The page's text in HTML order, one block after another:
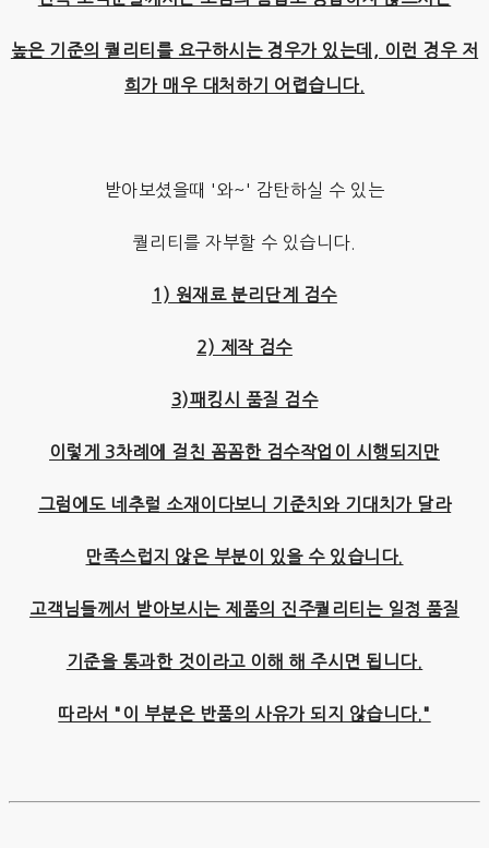
높은 기준의 퀄리티를 요구하시는 경우가 있는데, 이런 경우 저
희가 매우 대처하기 어렵습니다.
받아보셨을때 '와~' 감탄하실 수 있는
퀄리티를 자부할 수 있습니다.
1) 원재료 분리단계 검수
2) 제작 검수
3)패킹시 품질 검수
이렇게 3차례에 걸친 꼼꼼한 검수작업이 시행되지만
그럼에도 네추럴 소재이다보니 기준치와 기대치가 달라
만족스럽지 않은 부분이 있을 수 있습니다.
고객님들께서 받아보시는 제품의 진주퀄리티는 일정 품질
기준을 통과한 것이라고 이해 해 주시면 됩니다.
따라서 "이 부분은 반품의 사유가 되지 않습니다."